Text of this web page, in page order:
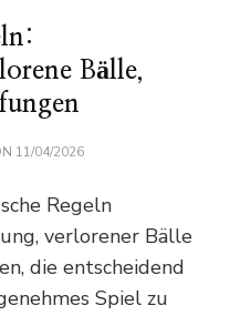
Bälle,
11/04/2026
Regeln
verlorener Bälle
die entscheidend
Spiel zu